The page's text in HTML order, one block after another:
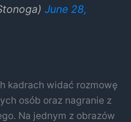
June 28,
kadrach widać rozmowę
osób oraz nagranie z
Na jednym z obrazów